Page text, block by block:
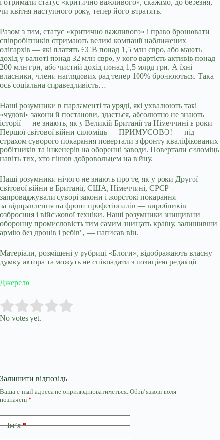
і отримали статус «критично важливого», скажімо, до березня,
чи квітня наступного року, тепер його втратять.
Разом з тим, статус «критично важливого» і право бронювати
співробітників отримають великі компанії наближених
олігархів — які платять ЄСВ понад 1,5 млн євро, або мають
дохід у валюті понад 32 млн євро, у кого вартість активів понад
200 млн грн, або чистий дохід понад 1,5 млрд грн. А їхні
власники, члени наглядових рад тепер 100% бронюються. Така
ось соціальна справедливість…
Наші розумники в парламенті та уряді, які ухвалюють такі
«чудові» закони й постанови, здається, абсолютно не знають
історії — не знають, як у Великій Британії та Німеччині в роки
Першої світової війни силоміць — ПРИМУСОВО! — під
страхом суворого покарання повертали з фронту кваліфікованих
робітників та інженерів на оборонні заводи. Повертали силоміць
навіть тих, хто пішов добровольцем на війну.
Наші розумники нічого не знають про те, як у роки Другої
світової війни в Британії, США, Німеччині, СРСР
запроваджували суворі закони і жорстокі покарання
за відправлення на фронт професіоналів — виробників
озброєння і військової техніки. Наші розумники знищивши
оборонну промисловість тим самим знищать країну, залишивши
армію без дронів і ребів", — написав він.
Матеріали, розміщені у рубриці «Блоги», відображають власну
думку автора та можуть не співпадати з позицією редакції.
Джерело
Rate this item:
No votes yet.
Залишити відповідь
Ваша e-mail адреса не оприлюднюватиметься. Обов’язкові поля
позначені *
Ім’я*